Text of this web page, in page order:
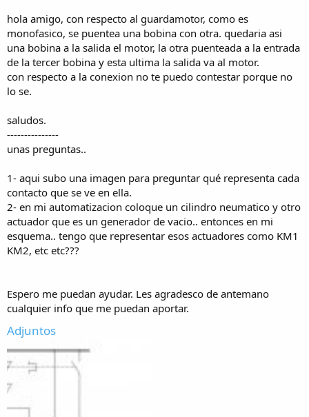
hola amigo, con respecto al guardamotor, como es
monofasico, se puentea una bobina con otra. quedaria asi
una bobina a la salida el motor, la otra puenteada a la entrada
de la tercer bobina y esta ultima la salida va al motor.
con respecto a la conexion no te puedo contestar porque no
lo se.
saludos.
---------------
unas preguntas..
1- aqui subo una imagen para preguntar qué representa cada
contacto que se ve en ella.
2- en mi automatizacion coloque un cilindro neumatico y otro
actuador que es un generador de vacio.. entonces en mi
esquema.. tengo que representar esos actuadores como KM1
KM2, etc etc???
Espero me puedan ayudar. Les agradesco de antemano
cualquier info que me puedan aportar.
Adjuntos